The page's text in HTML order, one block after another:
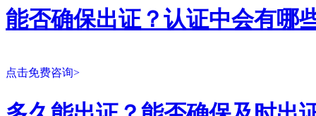
能否确保出证？认证中会有哪
点击免费咨询>